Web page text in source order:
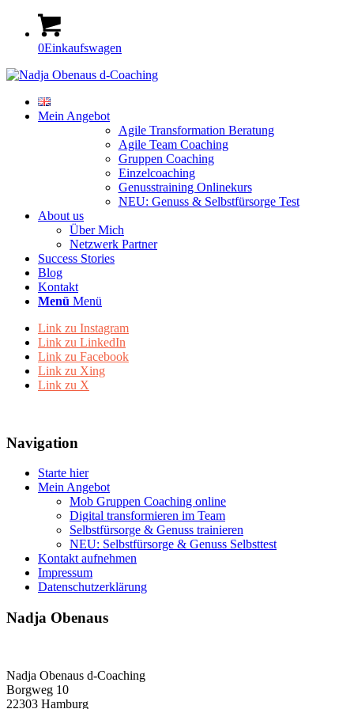
0Einkaufswagen
Mein Angebot
Agile Transformation Beratung
Agile Team Coaching
Gruppen Coaching
Einzelcoaching
Genusstraining Onlinekurs
NEU: Genuss & Selbstfürsorge Test
About us
Über Mich
Netzwerk Partner
Success Stories
Blog
Kontakt
Menü Menü
Link zu Instagram
Link zu LinkedIn
Link zu Facebook
Link zu Xing
Link zu X
Navigation
Starte hier
Mein Angebot
Mob Gruppen Coaching online
Digital transformieren im Team
Selbstfürsorge & Genuss trainieren
NEU: Selbstfürsorge & Genuss Selbsttest
Kontakt aufnehmen
Impressum
Datenschutzerklärung
Nadja Obenaus
Nadja Obenaus d-Coaching
Borgweg 10
22303 Hamburg